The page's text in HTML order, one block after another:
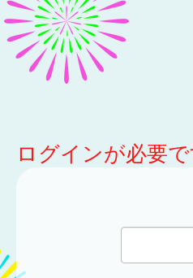
ログインが必要